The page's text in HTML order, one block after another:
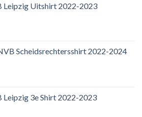
Leipzig Uitshirt 2022-2023
Scheidsrechtersshirt 2022-2024
Leipzig 3e Shirt 2022-2023